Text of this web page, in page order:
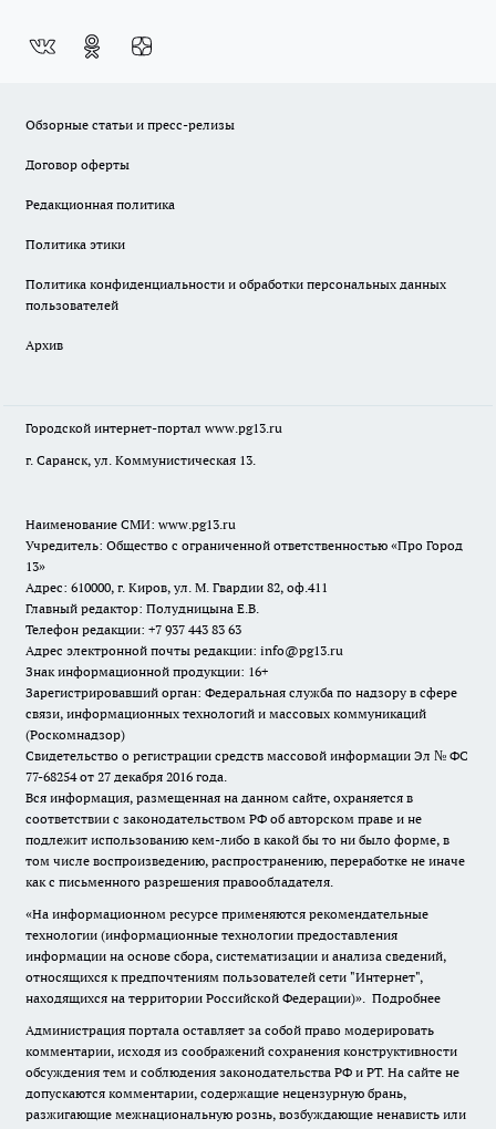
Обзорные статьи и пресс-релизы
Договор оферты
Редакционная политика
Политика этики
Политика конфиденциальности и обработки персональных данных
пользователей
Архив
Городской интернет-портал www.pg13.ru
г. Саранск, ул. Коммунистическая 13.
Наименование СМИ: www.pg13.ru
Учредитель: Общество с ограниченной ответственностью «Про Город
13»
Адрес: 610000, г. Киров, ул. М. Гвардии 82, оф.411
Главный редактор: Полудницына Е.В.
Телефон редакции: +7 937 443 83 63
Адрес электронной почты редакции: info@pg13.ru
Знак информационной продукции: 16+
Зарегистрировавший орган: Федеральная служба по надзору в сфере
связи, информационных технологий и массовых коммуникаций
(Роскомнадзор)
Свидетельство о регистрации средств массовой информации Эл № ФС
77-68254 от 27 декабря 2016 года.
Вся информация, размещенная на данном сайте, охраняется в
соответствии с законодательством РФ об авторском праве и не
подлежит использованию кем-либо в какой бы то ни было форме, в
том числе воспроизведению, распространению, переработке не иначе
как с письменного разрешения правообладателя.
«На информационном ресурсе применяются рекомендательные
технологии (информационные технологии предоставления
информации на основе сбора, систематизации и анализа сведений,
относящихся к предпочтениям пользователей сети "Интернет",
находящихся на территории Российской Федерации)». Подробнее
Администрация портала оставляет за собой право модерировать
комментарии, исходя из соображений сохранения конструктивности
обсуждения тем и соблюдения законодательства РФ и РТ. На сайте не
допускаются комментарии, содержащие нецензурную брань,
разжигающие межнациональную рознь, возбуждающие ненависть или